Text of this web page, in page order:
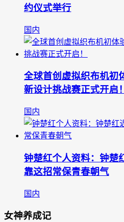
约仪式举行
国内
全球首创虚拟织布机初
新设计挑战赛正式开启！
国内
钟楚红个人资料：钟楚
靠这招常保青春朝气
国内
女神养成记